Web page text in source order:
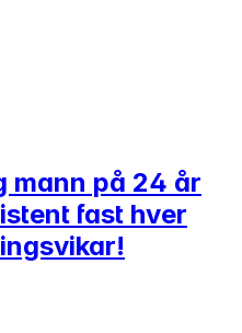
mann på 24 år
fast hver